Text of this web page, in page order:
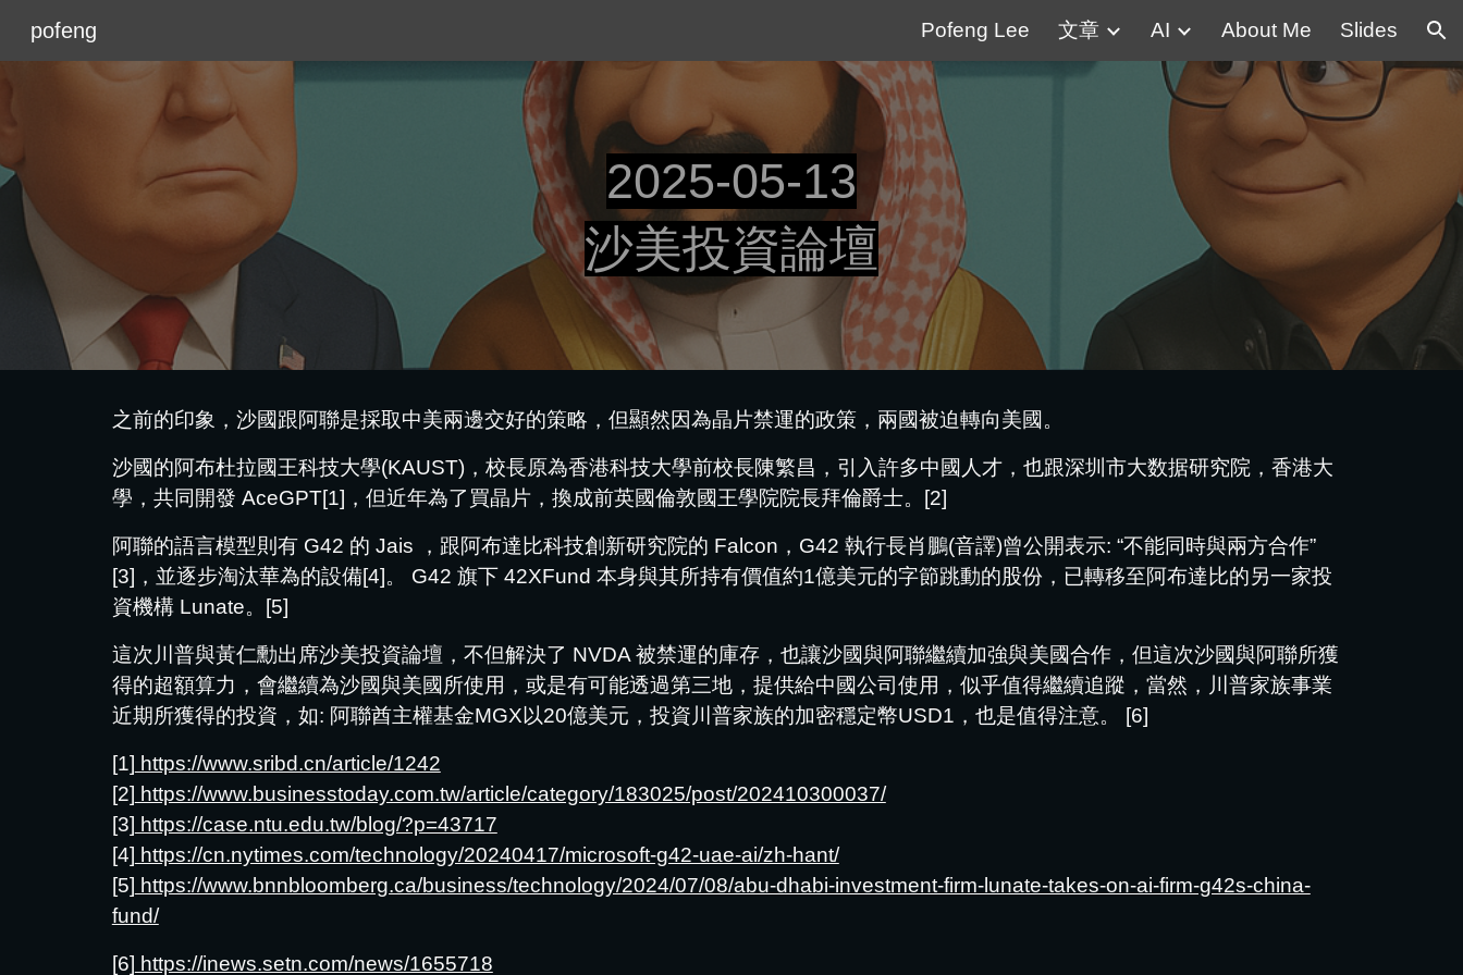
Skip to navigation
pofeng Pofeng Lee 文章 AI About Me Slides
2025-05-13
沙美投資論壇
之前的印象，沙國跟阿聯是採取中美兩邊交好的策略，但顯然因為晶片禁運的政策，兩國被迫轉向美國。
沙國的阿布杜拉國王科技大學(KAUST)，校長原為香港科技大學前校長陳繁昌，引入許多中國人才，也跟深圳市大数据研究院，香港大
學，共同開發 AceGPT[1]，但近年為了買晶片，換成前英國倫敦國王學院院長拜倫爵士。[2]
阿聯的語言模型則有 G42 的 Jais ，跟阿布達比科技創新研究院的 Falcon，G42 執行長肖鵬(音譯)曾公開表示: “不能同時與兩方合作”
[3]，並逐步淘汰華為的設備[4]。 G42 旗下 42XFund 本身與其所持有價值約1億美元的字節跳動的股份，已轉移至阿布達比的另一家投
資機構 Lunate。[5]
這次川普與黃仁勳出席沙美投資論壇，不但解決了 NVDA 被禁運的庫存，也讓沙國與阿聯繼續加強與美國合作，但這次沙國與阿聯所獲
得的超額算力，會繼續為沙國與美國所使用，或是有可能透過第三地，提供給中國公司使用，似乎值得繼續追蹤，當然，川普家族事業
近期所獲得的投資，如: 阿聯酋主權基金MGX以20億美元，投資川普家族的加密穩定幣USD1，也是值得注意。 [6]
[1] https://www.sribd.cn/article/1242
[2] https://www.businesstoday.com.tw/article/category/183025/post/202410300037/
[3] https://case.ntu.edu.tw/blog/?p=43717
[4] https://cn.nytimes.com/technology/20240417/microsoft-g42-uae-ai/zh-hant/
[5] https://www.bnnbloomberg.ca/business/technology/2024/07/08/abu-dhabi-investment-firm-lunate-takes-on-ai-firm-g42s-china-
fund/
[6] https://inews.setn.com/news/1655718